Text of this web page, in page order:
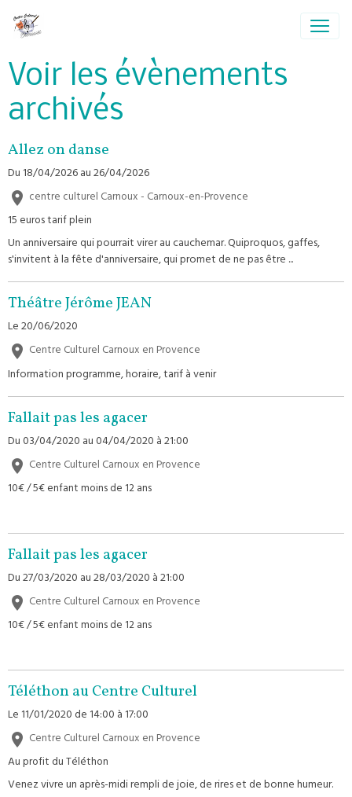
Voir les évènements
archivés
Allez on danse
Du 18/04/2026au 26/04/2026
centre culturel Carnoux - Carnoux-en-Provence
15 euros tarif plein
Un anniversaire qui pourrait virer au cauchemar. Quiproquos, gaffes,
s'invitent à la fête d'anniversaire, qui promet de ne pas être ...
Théâtre Jérôme JEAN
Le 20/06/2020
Centre Culturel Carnoux en Provence
Information programme, horaire, tarif à venir
Fallait pas les agacer
Du 03/04/2020au 04/04/2020à 21:00
Centre Culturel Carnoux en Provence
10€ / 5€ enfant moins de 12 ans
Fallait pas les agacer
Du 27/03/2020au 28/03/2020à 21:00
Centre Culturel Carnoux en Provence
10€ / 5€ enfant moins de 12 ans
Téléthon au Centre Culturel
Le 11/01/2020de 14:00à 17:00
Centre Culturel Carnoux en Provence
Au profit du Téléthon
Venez vivre un après-midi rempli de joie, de rires et de bonne humeur.